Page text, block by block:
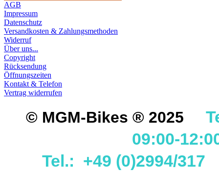
AGB
Impressum
Datenschutz
Versandkosten & Zahlungsmethoden
Widerruf
Über uns...
Copyright
Rücksendung
Öffnungszeiten
Kontakt & Telefon
Vertrag widerrufen
© MGM-Bikes ® 2025
09:00-
Tel.: +49 (0)2994/